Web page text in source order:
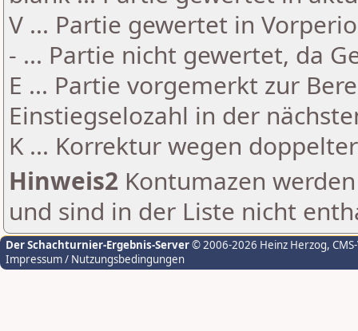
V ... Partie gewertet in
- ... Partie nicht gewertet, da
E ... Partie vorgemerkt zur
Einstiegselozahl in der
K ... Korrektur wegen
Hinweis2 Kontumazen
und sind in der Liste nicht
Der Schachturnier-Ergebnis-Server© 2006-2026 Heinz Herzog,
Impressum / Nutzungsbedingungen